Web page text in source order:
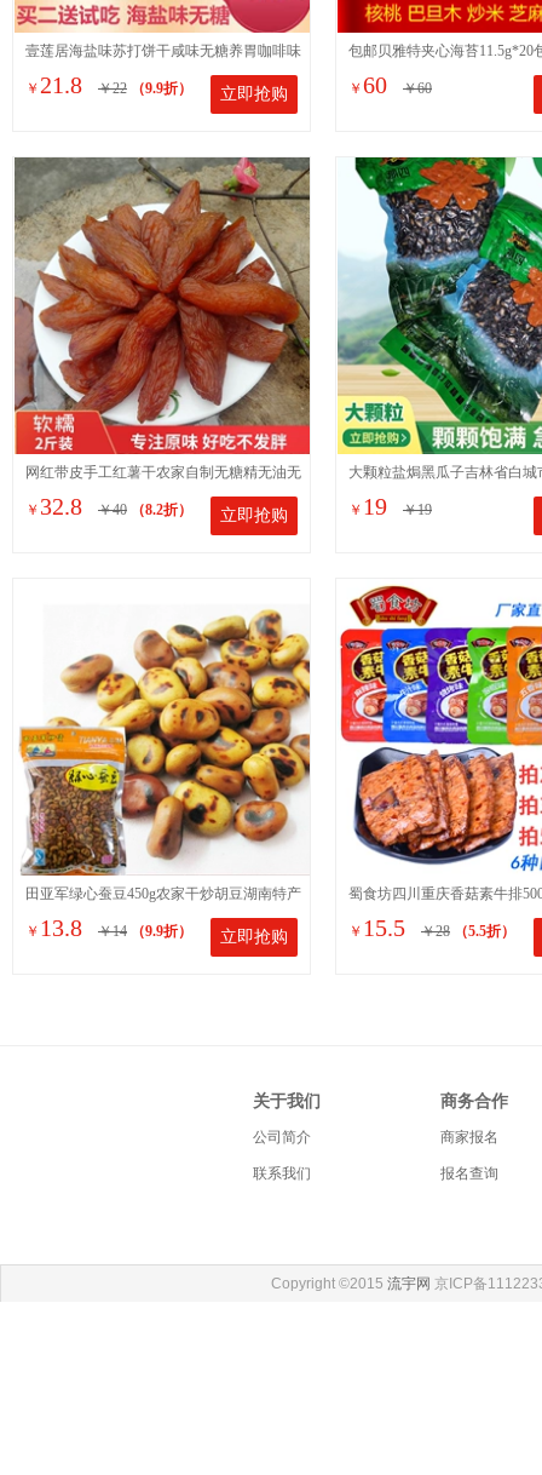
壹莲居海盐味苏打饼干咸味无糖养胃咖啡味
梳打柠檬夹心脆饼干代餐
￥ 21.8 ￥22 （9.9折） 立即抢购
包邮贝雅特夹心海苔11.5g*20
￥ 60 ￥60
网红带皮手工红薯干农家自制无糖精无油无
添加零食番薯软糯地瓜干
￥ 32.8 ￥40 （8.2折） 立即抢购
大颗粒盐焗黑瓜子吉林省白城
￥ 19 ￥19
田亚军绿心蚕豆450g农家干炒胡豆湖南特产
硬蚕豆原味坚果小吃零食
￥ 13.8 ￥14 （9.9折） 立即抢购
蜀食坊四川重庆香菇素牛排
手撕豆腐干豆制品零食
￥ 15.5 ￥28 （5.5折）
关于我们
公司简介
联系我们
商务合作
商家报名
报名查询
Copyright ©2015流宇网 京ICP备